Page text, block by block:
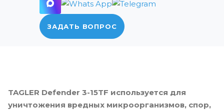
ЗАДАТЬ ВОПРОС
TAGLER Defender 3-15TF используется для
уничтожения вредных микроорганизмов, спор,